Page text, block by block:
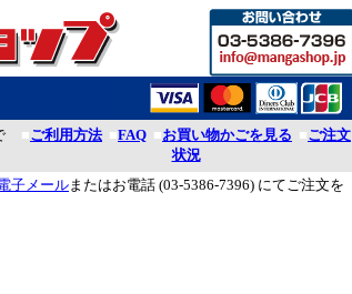
■ご利用方法■FAQ ■お買い物かごを見る ■ご注文
状況
子メールまたはお電話 (03-5386-7396) にてご注文を